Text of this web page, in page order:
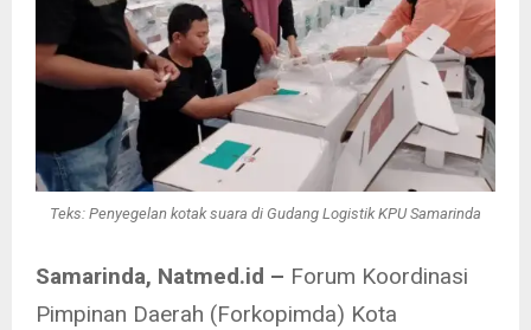
Teks: Penyegelan kotak suara di Gudang Logistik KPU Samarinda
Samarinda, Natmed.id – Forum Koordinasi
Pimpinan Daerah (Forkopimda) Kota